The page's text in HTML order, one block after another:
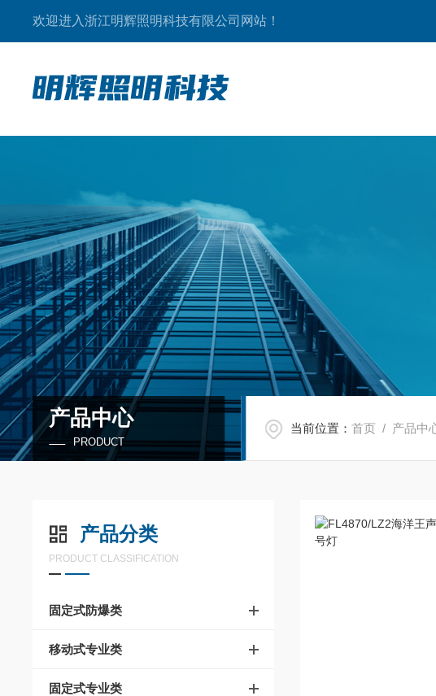
欢迎进入浙江明辉照明科技有限公司网站！
产品中心
PRODUCT
当前位置：首页 / 产品中
产品分类
PRODUCT CLASSIFICATION
固定式防爆类
移动式专业类
固定式专业类